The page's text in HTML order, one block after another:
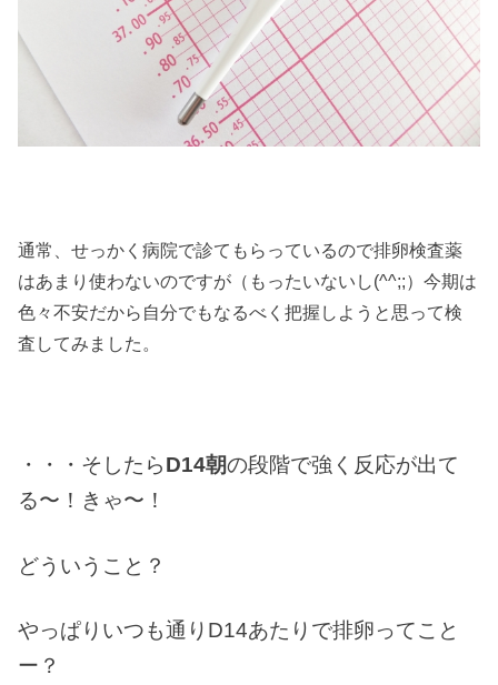
通常、せっかく病院で診てもらっているので排卵検査薬
はあまり使わないのですが（もったいないし(^^;;）今期は
色々不安だから自分でもなるべく把握しようと思って検
査してみました。
・・・そしたらD14朝の段階で強く反応が出て
る〜！きゃ〜！
どういうこと？
やっぱりいつも通りD14あたりで排卵ってこと
ー？